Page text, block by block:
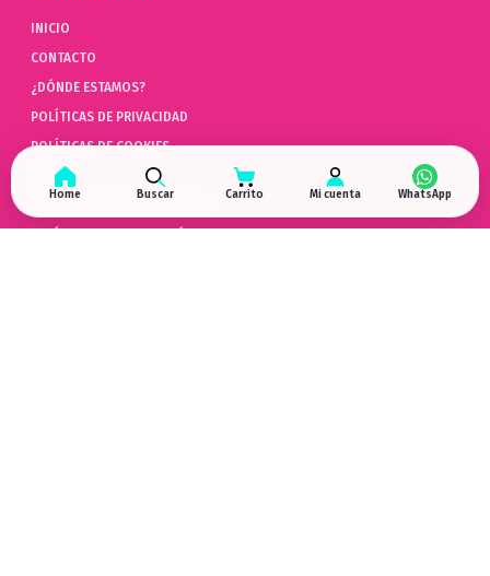
INICIO
CONTACTO
¿DÓNDE ESTAMOS?
POLÍTICAS DE PRIVACIDAD
POLÍTICAS DE COOKIES
AYUDA
Home Buscar Carrito Mi cuenta